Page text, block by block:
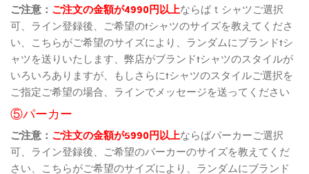
ご注意： ご注文の金額が4990円以上ならばｔシャツご選択
可、ライン登録後、ご希望のtシャツのサイズを教えてくださ
い、こちらがご希望のサイズにより、ランダムにブランドtシ
ャツを送りいたします、弊店がブランドtシャツのスタイルが
いろいろありますが、もしさらにtシャツのスタイルご選択を
ご指定ご希望の場合、ラインでメッセージを送ってください
⑤パーカー
ご注意： ご注文の金額が5990円以上ならばパーカーご選択
可、ライン登録後、ご希望のパーカーのサイズを教えてくだ
さい、こちらがご希望のサイズにより、ランダムにブランド